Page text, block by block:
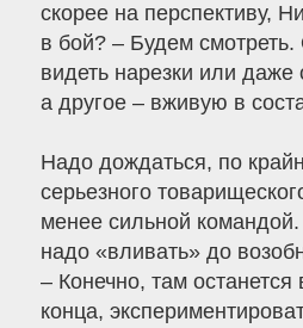
скорее на перспективу,
в бой? – Будем
видеть нарезки или даже
а другое – вживую в
Надо дождаться, по
серьезного
менее сильной
надо «вливать» до
– Конечно, там останется
конца,